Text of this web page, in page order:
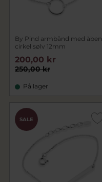
By Pind armbånd med åben
cirkel sølv 12mm
250,00 kr
200,00 kr
På lager
SALE